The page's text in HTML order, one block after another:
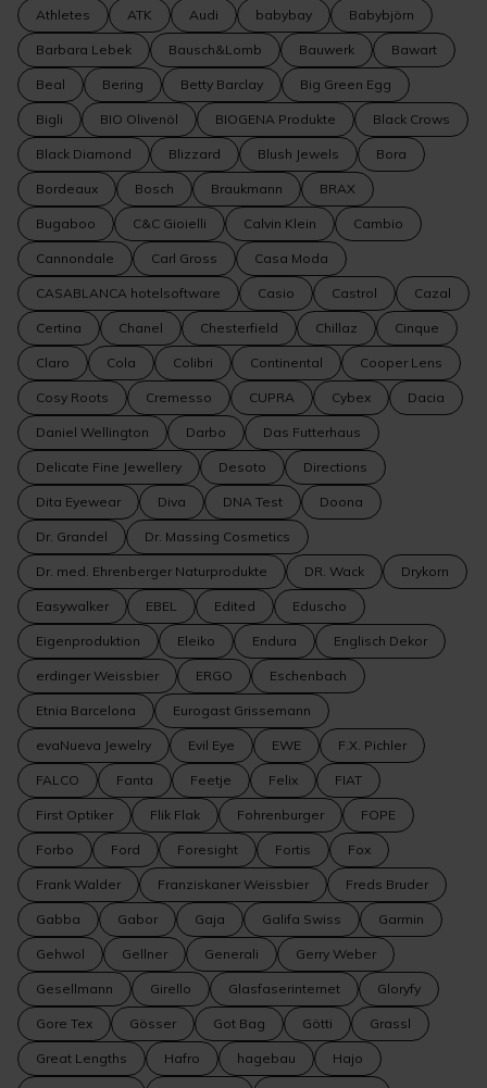
Athletes ATK Audi babybay Babybjörn
Barbara Lebek Bausch&Lomb Bauwerk Bawart
Beal Bering Betty Barclay Big Green Egg
Bigli BIO Olivenöl BIOGENA Produkte Black Crows
Black Diamond Blizzard Blush Jewels Bora
Bordeaux Bosch Braukmann BRAX
Bugaboo C&C Gioielli Calvin Klein Cambio
Cannondale Carl Gross Casa Moda
CASABLANCA hotelsoftware Casio Castrol Cazal
Certina Chanel Chesterfield Chillaz Cinque
Claro Cola Colibri Continental Cooper Lens
Cosy Roots Cremesso CUPRA Cybex Dacia
Daniel Wellington Darbo Das Futterhaus
Delicate Fine Jewellery Desoto Directions
Dita Eyewear Diva DNA Test Doona
Dr. Grandel Dr. Massing Cosmetics
Dr. med. Ehrenberger Naturprodukte DR. Wack Drykorn
Easywalker EBEL Edited Eduscho
Eigenproduktion Eleiko Endura Englisch Dekor
erdinger Weissbier ERGO Eschenbach
Etnia Barcelona Eurogast Grissemann
evaNueva Jewelry Evil Eye EWE F.X. Pichler
FALCO Fanta Feetje Felix FIAT
First Optiker Flik Flak Fohrenburger FOPE
Forbo Ford Foresight Fortis Fox
Frank Walder Franziskaner Weissbier Freds Bruder
Gabba Gabor Gaja Galifa Swiss Garmin
Gehwol Gellner Generali Gerry Weber
Gesellmann Girello Glasfaserinternet Gloryfy
Gore Tex Gösser Got Bag Götti Grassl
Great Lengths Hafro hagebau Hajo